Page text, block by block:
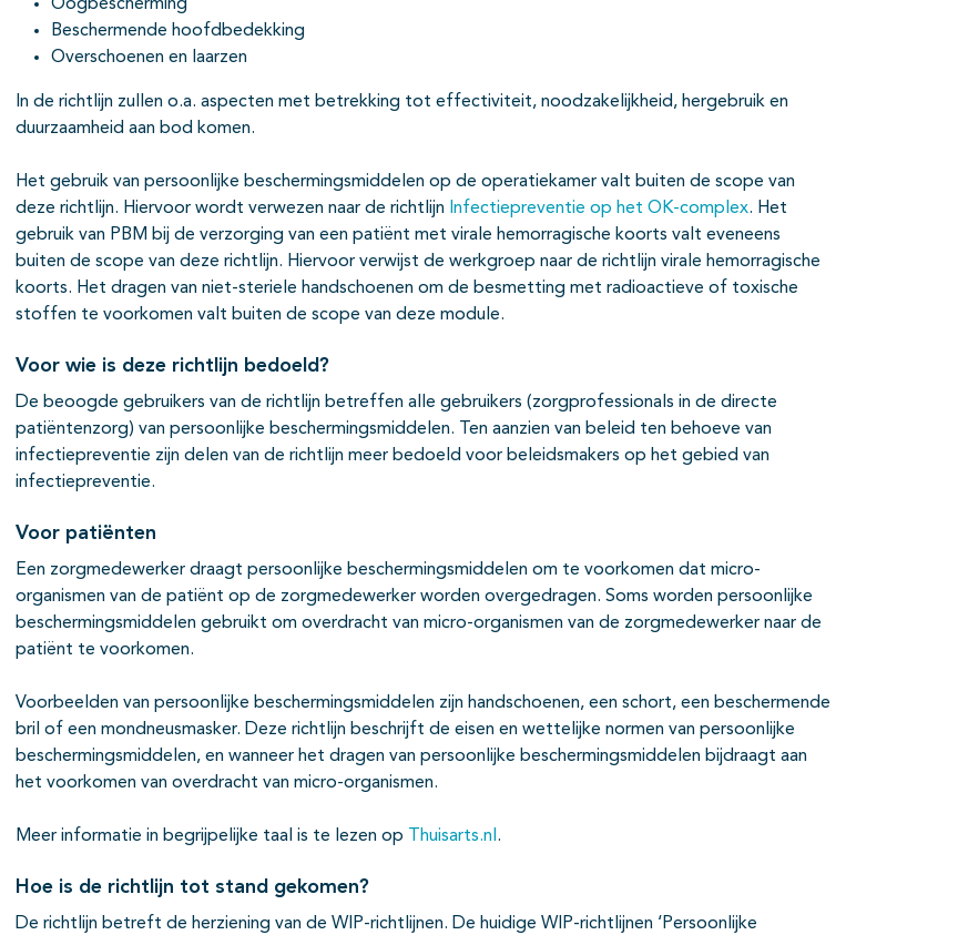
Oogbescherming
Beschermende hoofdbedekking
Overschoenen en laarzen
In de richtlijn zullen o.a. aspecten met betrekking tot effectiviteit, noodzakelijkheid, hergebruik en
duurzaamheid aan bod komen.
Het gebruik van persoonlijke beschermingsmiddelen op de operatiekamer valt buiten de scope van
deze richtlijn. Hiervoor wordt verwezen naar de richtlijn Infectiepreventie op het OK-complex. Het
gebruik van PBM bij de verzorging van een patiënt met virale hemorragische koorts valt eveneens
buiten de scope van deze richtlijn. Hiervoor verwijst de werkgroep naar de richtlijn virale hemorragische
koorts. Het dragen van niet-steriele handschoenen om de besmetting met radioactieve of toxische
stoffen te voorkomen valt buiten de scope van deze module.
Voor wie is deze richtlijn bedoeld?
De beoogde gebruikers van de richtlijn betreffen alle gebruikers (zorgprofessionals in de directe
patiëntenzorg) van persoonlijke beschermingsmiddelen. Ten aanzien van beleid ten behoeve van
infectiepreventie zijn delen van de richtlijn meer bedoeld voor beleidsmakers op het gebied van
infectiepreventie.
Voor patiënten
Een zorgmedewerker draagt persoonlijke beschermingsmiddelen om te voorkomen dat micro-
organismen van de patiënt op de zorgmedewerker worden overgedragen. Soms worden persoonlijke
beschermingsmiddelen gebruikt om overdracht van micro-organismen van de zorgmedewerker naar de
patiënt te voorkomen.
Voorbeelden van persoonlijke beschermingsmiddelen zijn handschoenen, een schort, een beschermende
bril of een mondneusmasker. Deze richtlijn beschrijft de eisen en wettelijke normen van persoonlijke
beschermingsmiddelen, en wanneer het dragen van persoonlijke beschermingsmiddelen bijdraagt aan
het voorkomen van overdracht van micro-organismen.
Meer informatie in begrijpelijke taal is te lezen op Thuisarts.nl.
Hoe is de richtlijn tot stand gekomen?
De richtlijn betreft de herziening van de WIP-richtlijnen. De huidige WIP-richtlijnen ‘Persoonlijke